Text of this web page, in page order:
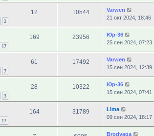
2
12 10544
Varwen
21 окт 2024, 18:46
17
169 23956
Юр-36
25 сен 2024, 07:23
7
61 17492
Varwen
15 сен 2024, 12:39
3
28 10322
Юр-36
15 сен 2024, 07:41
17
164 31789
Lima
09 сен 2024, 18:17
Brodyaga